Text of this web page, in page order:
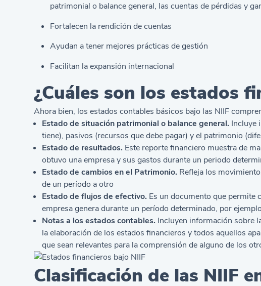
patrimonial o balance general, las cuentas de pérdidas y
Fortalecen la rendición de cuentas
Ayudan a tener mejores prácticas de gestión
Facilitan la expansión internacional
¿Cuáles son los estados
Ahora bien, los estados contables básicos bajo las NIIF
Estado de situación patrimonial o balance general. Incluye
tiene), pasivos (recursos que debe pagar) y el patrimonio
Estado de resultados. Este reporte financiero muestra de
obtuvo una empresa y sus gastos durante un periodo
Estado de cambios en el Patrimonio. Refleja los
de un período a otro
Estado de flujos de efectivo. Es un documento que permite
empresa genera durante un período determinado, por
Notas a los estados contables. Incluyen información sobre
la elaboración de los estados financieros y todos aquellos
que sean relevantes para la comprensión de alguno de los
Clasificación de las NIIF